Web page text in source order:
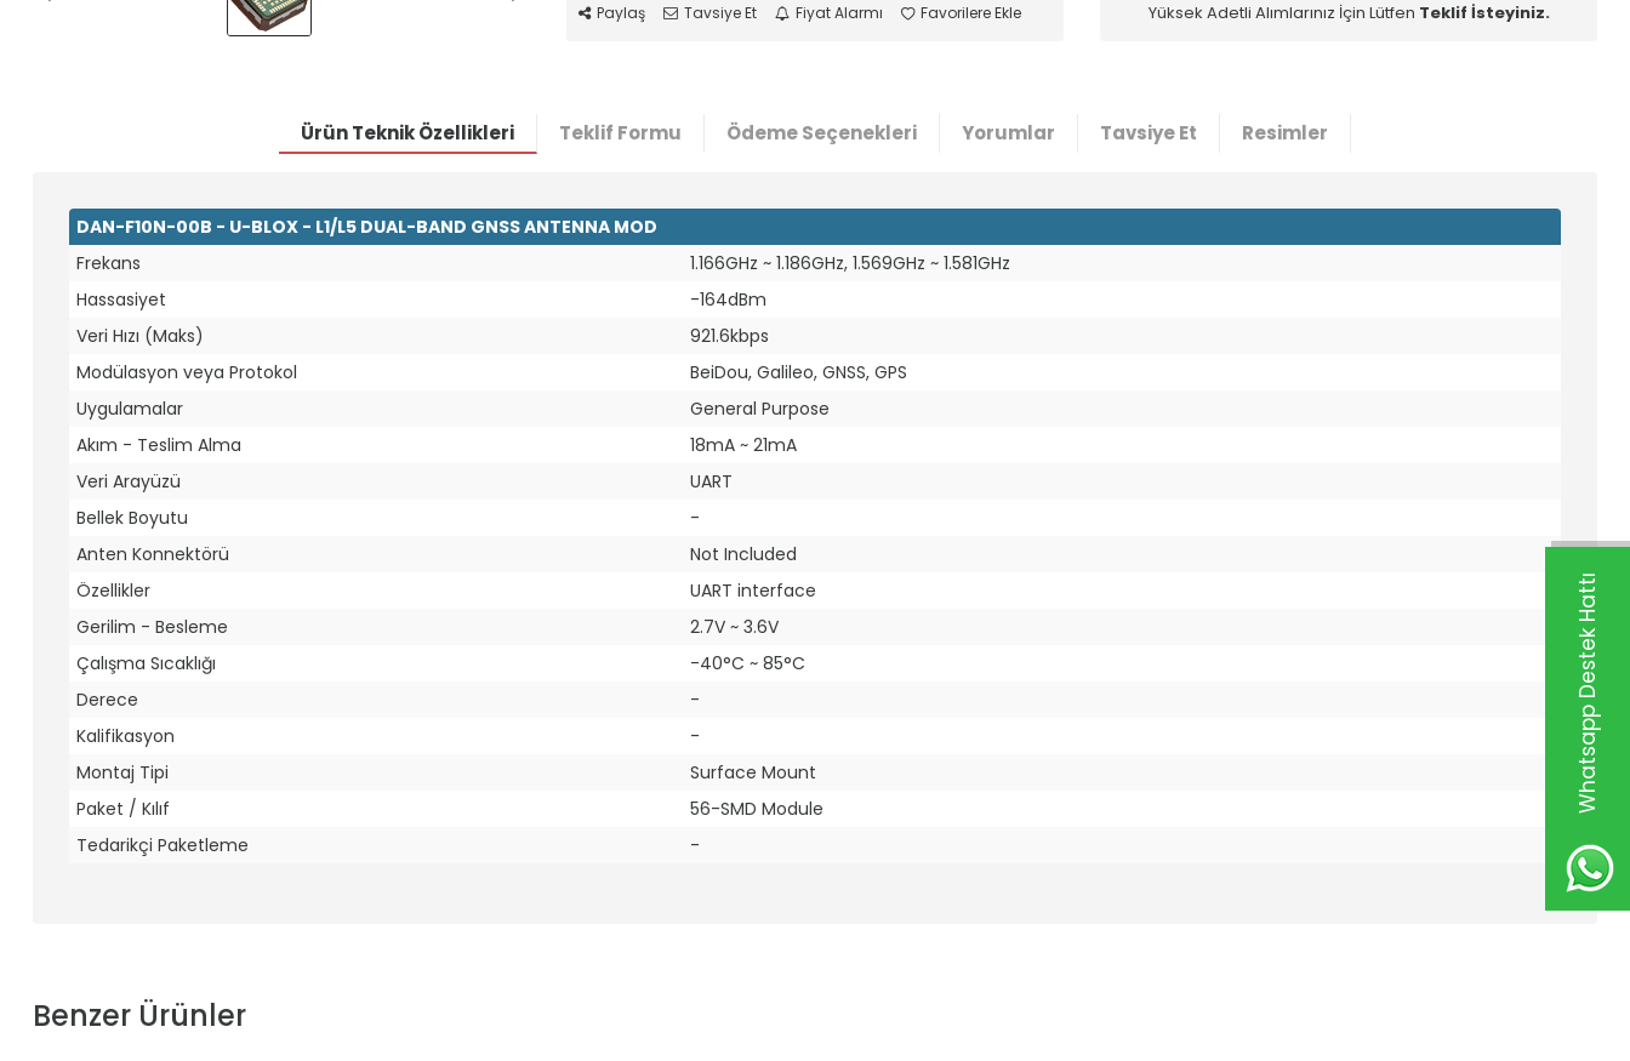
Whatsapp Destek Hattı
Paylaş Tavsiye Et Fiyat Alarmı Favorilere Ekle
Yüksek Adetli Alımlarınız İçin Lütfen Teklif İsteyiniz.
Ürün Teknik Özellikleri Teklif Formu Ödeme Seçenekleri Yorumlar Tavsiye Et Resimler
DAN-F10N-00B - U-BLOX - L1/L5 DUAL-BAND GNSS ANTENNA MOD
Frekans
1.166GHz ~ 1.186GHz, 1.569GHz ~ 1.581GHz
Hassasiyet
-164dBm
Veri Hızı (Maks)
921.6kbps
Modülasyon veya Protokol
BeiDou, Galileo, GNSS, GPS
Uygulamalar
General Purpose
Akım - Teslim Alma
18mA ~ 21mA
Veri Arayüzü
UART
Bellek Boyutu
-
Anten Konnektörü
Not Included
Özellikler
UART interface
Gerilim - Besleme
2.7V ~ 3.6V
Çalışma Sıcaklığı
-40°C ~ 85°C
Derece
-
Kalifikasyon
-
Montaj Tipi
Surface Mount
Paket / Kılıf
56-SMD Module
Tedarikçi Paketleme
-
Benzer Ürünler